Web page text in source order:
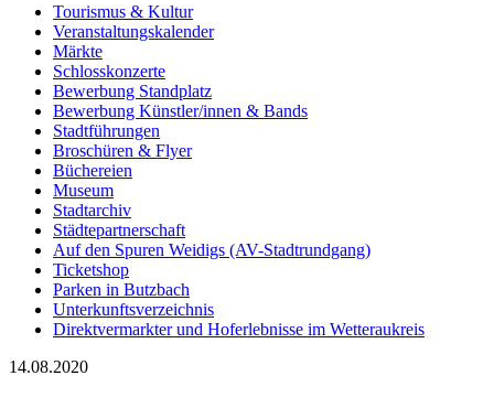
Tourismus & Kultur
Veranstaltungskalender
Märkte
Schlosskonzerte
Bewerbung Standplatz
Bewerbung Künstler/innen & Bands
Stadtführungen
Broschüren & Flyer
Büchereien
Museum
Stadtarchiv
Städtepartnerschaft
Auf den Spuren Weidigs (AV-Stadtrundgang)
Ticketshop
Parken in Butzbach
Unterkunftsverzeichnis
Direktvermarkter und Hoferlebnisse im Wetteraukreis
14.08.2020